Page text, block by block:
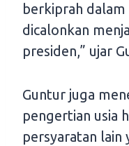
berkiprah
dicalonkan
presiden,” ujar
Guntur juga
pengertian usia
persyaratan lain